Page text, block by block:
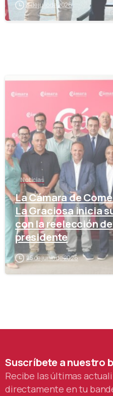
3 de julio de 2026
Noticias
La Cámara de
La Graciosa inicia
con la reelección
presidente
25 de junio de 2026
Suscríbeteanuestro
Recibe las últimas
directamente en tu